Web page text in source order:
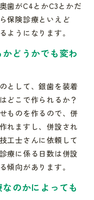
歯がC4とかC3とかだ
保険診療といえど
ようになります。
どうかでも変わ
として、銀歯を装着
どこで作られるか？
ものを作るので、併
れますし、併設され
工士さんに依頼して
療に係る日数は併設
傾向があります。
のかによっても